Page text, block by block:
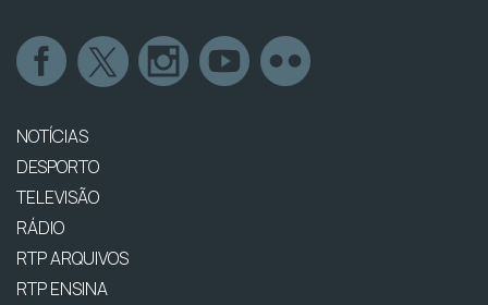
NOTÍCIAS
DESPORTO
TELEVISÃO
RÁDIO
RTP ARQUIVOS
RTP ENSINA